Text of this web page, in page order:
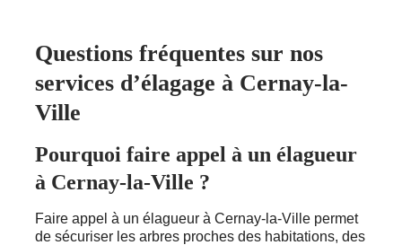
Questions fréquentes sur nos
services d’élagage à Cernay-la-
Ville
Pourquoi faire appel à un élagueur
à Cernay-la-Ville ?
Faire appel à un élagueur à Cernay-la-Ville permet
de sécuriser les arbres proches des habitations, des